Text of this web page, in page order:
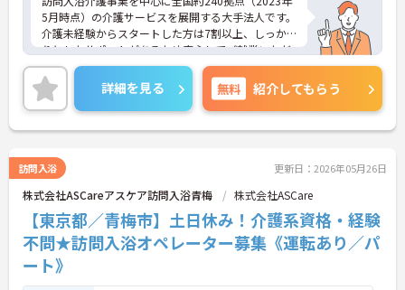
将来を見据えて働けます。
・「勤続手当」「経験手当」など長期勤務を評価
・早番・休日・当直など各種手当あり
・退職金制度（勤続3年以上）、社会保険完備
→ 安定した収入と安心感を両立できる職場です
5月時点）の介護サービスを展開する大手法人です。
介護未経験からスタートした方は7割以上、しっか
りとしたサポートがあるため安心してご就業いただ
けます。お風呂に入れなくて困っている方に、手を
差し伸べてあげられるとてもやりがいのあるお仕事
です。ご興味ある方には、面接対策ポイントなど、
さらに詳細をお話しいたしますのでお気軽にご相談
ください！
詳細を見る 無料 紹介してもらう
訪問入浴 更新日：2026年05月26日
株式会社ASCareアスケア訪問入浴青梅 株式会社ASCare
【東京都／青梅市】土日休み！介護系資格・経験
不問★訪問入浴オペレーター募集《運転あり／パ
ート》